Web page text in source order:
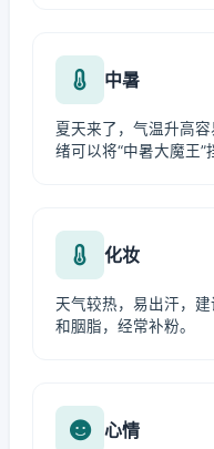
中暑
夏天来了，气温升高
绪可以将“中暑大魔王”
化妆
天气较热，易出汗，
和胭脂，经常补粉。
心情